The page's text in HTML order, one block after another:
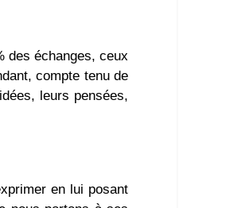
des échanges, ceux
compte tenu de
leurs pensées,
en lui posant